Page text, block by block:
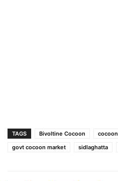
TAGS Bivoltine Cocoon cocoon
govt cocoon market
sidlaghatta